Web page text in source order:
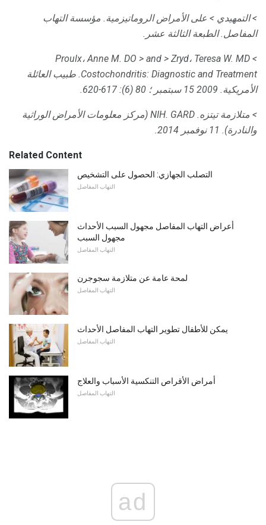
> التمهيدي > على الأمراض الروماتيزمية. مؤسسة التهاب
المفاصل. الطبعة الثالثة عشر.
> Proulx، Anne M. DO > and > Zryd، Teresa W. MD
Costochondritis: Diagnostic and Treatment. طبيب العائلة
الأمريكية. 2009 15 سبتمبر ؛ 80 (6): 617-620.
> متلازمة تيتزه. NIH. GARD (مركز معلومات الأمراض الوراثية
والنادرة). 11 نوفمبر 2014.
Related Content
التصلب الجهازي: الحصول على التشخيص
التهاب المفاصل
أعراض التهاب المفاصل مجهول السبب الأحداث
مجهول السبب
التهاب المفاصل
لمحة عامة عن متلازمة سجوجرن
التهاب المفاصل
يمكن للأطفال تطوير التهاب المفاصل الأحداث
التهاب المفاصل
أمراض الأقراص التنكسية الأسباب والعلاج
التهاب المفاصل
ad